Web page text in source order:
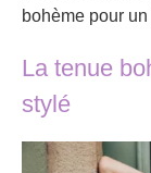
bohème pour
La tenue
stylé